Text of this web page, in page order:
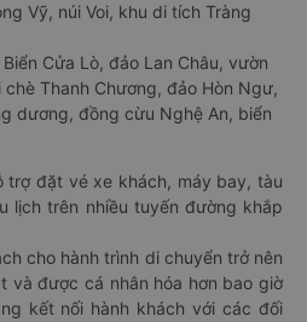
Vỹ, núi Voi, khu di tích Tràng
Biển Cửa Lò, đảo Lan Châu, vườn
Thanh Chương, đảo Hòn Ngư,
dương, đồng cừu Nghệ An, biển
trợ đặt vé xe khách, máy bay, tàu
lịch trên nhiều tuyến đường khắp
cho hành trình di chuyển trở nên
và được cá nhân hóa hơn bao giờ
kết nối hành khách với các đối